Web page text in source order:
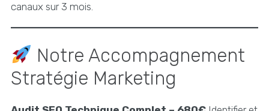
canaux sur 3 mois.
Notre Accompagnement
Stratégie Marketing